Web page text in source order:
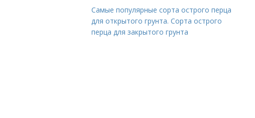
Самые популярные сорта острого перца
для открытого грунта. Сорта острого
перца для закрытого грунта